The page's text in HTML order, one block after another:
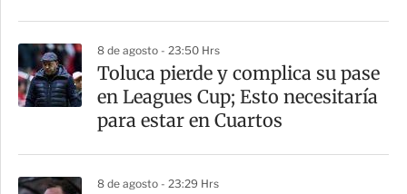
8 de agosto - 23:50 Hrs
Toluca pierde y complica su pase
en Leagues Cup; Esto necesitaría
para estar en Cuartos
8 de agosto - 23:29 Hrs